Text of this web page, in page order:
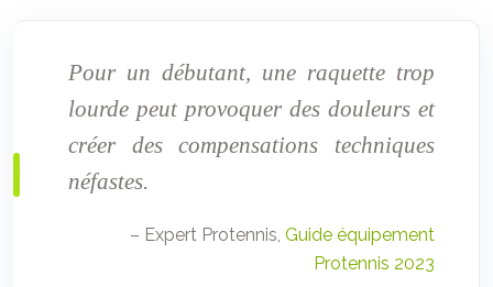
Pour un débutant, une raquette trop
lourde peut provoquer des douleurs et
créer des compensations techniques
néfastes.
– Expert Protennis, Guide équipement
Protennis 2023